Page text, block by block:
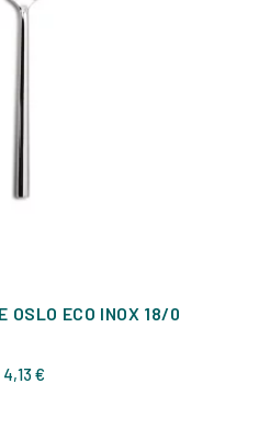
OSLO ECO INOX 18/0
4,13 €